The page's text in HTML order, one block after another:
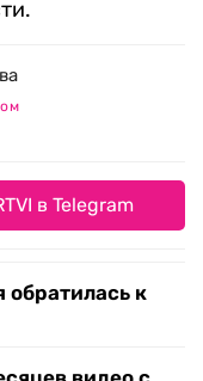
в Telegram
обратилась к